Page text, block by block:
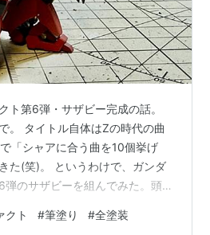
ト第6弾・サザビー完成の話。
。 タイトル自体はZの時代の曲
「シャアに合う曲を10個挙げ
た(笑)。 というわけで、ガンダ
弾のサザビーを組んでみた。頭部
ください」と説明書にも書かれ
クト #筆塗り #全塗装